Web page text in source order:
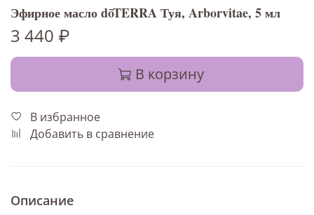
Эфирное масло dōTERRA Туя, Arborvitae, 5 мл
3 440 ₽
В корзину
В избранное
Добавить в сравнение
Описание